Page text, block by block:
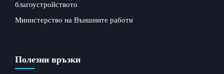
благоустройството
Министерство на Външните работи
Полезни връзки